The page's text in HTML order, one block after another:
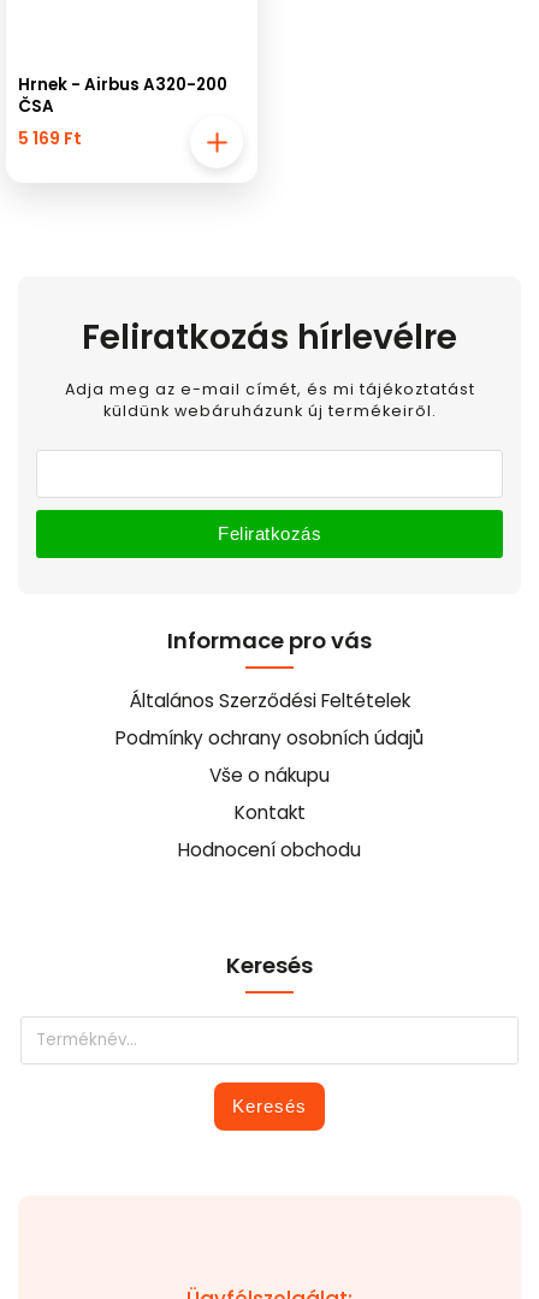
Hrnek - Airbus A320-200
ČSA
5 169 Ft
Informace pro vás
Általános Szerződési Feltételek
Podmínky ochrany osobních údajů
Vše o nákupu
Kontakt
Hodnocení obchodu
Feliratkozás hírlevélre
Adja meg az e-mail címét, és mi tájékoztatást
küldünk webáruházunk új termékeiről.
Feliratkozás
Keresés
Keresés